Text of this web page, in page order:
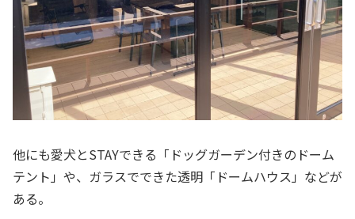
他にも愛犬とSTAYできる「ドッグガーデン付きのドーム
テント」や、ガラスでできた透明「ドームハウス」などが
ある。